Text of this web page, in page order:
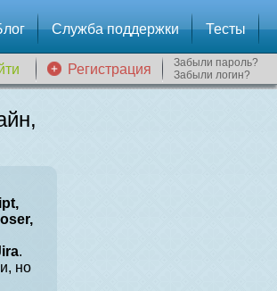
Служба поддержки Тесты
Регистрация
Забыли пароль?
Забыли логин?
.
но